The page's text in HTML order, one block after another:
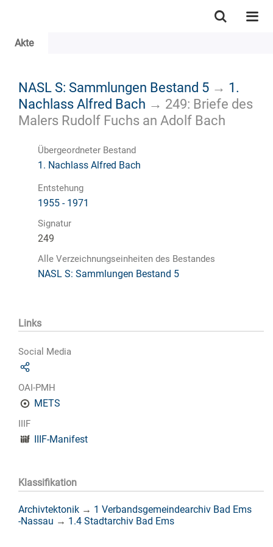
Akte
NASL S: Sammlungen Bestand 5 → 1.
Nachlass Alfred Bach → 249: Briefe des
Malers Rudolf Fuchs an Adolf Bach
Übergeordneter Bestand
1. Nachlass Alfred Bach
Entstehung
1955 - 1971
Signatur
249
Alle Verzeichnungseinheiten des Bestandes
NASL S: Sammlungen Bestand 5
Links
Social Media
OAI-PMH
METS
IIIF
IIIF-Manifest
Klassifikation
Archivtektonik → 1 Verbandsgemeindearchiv Bad Ems
-Nassau → 1.4 Stadtarchiv Bad Ems